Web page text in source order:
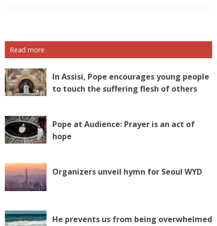
Read more
In Assisi, Pope encourages young people
to touch the suffering flesh of others
Pope at Audience: Prayer is an act of
hope
Organizers unveil hymn for Seoul WYD
He prevents us from being overwhelmed